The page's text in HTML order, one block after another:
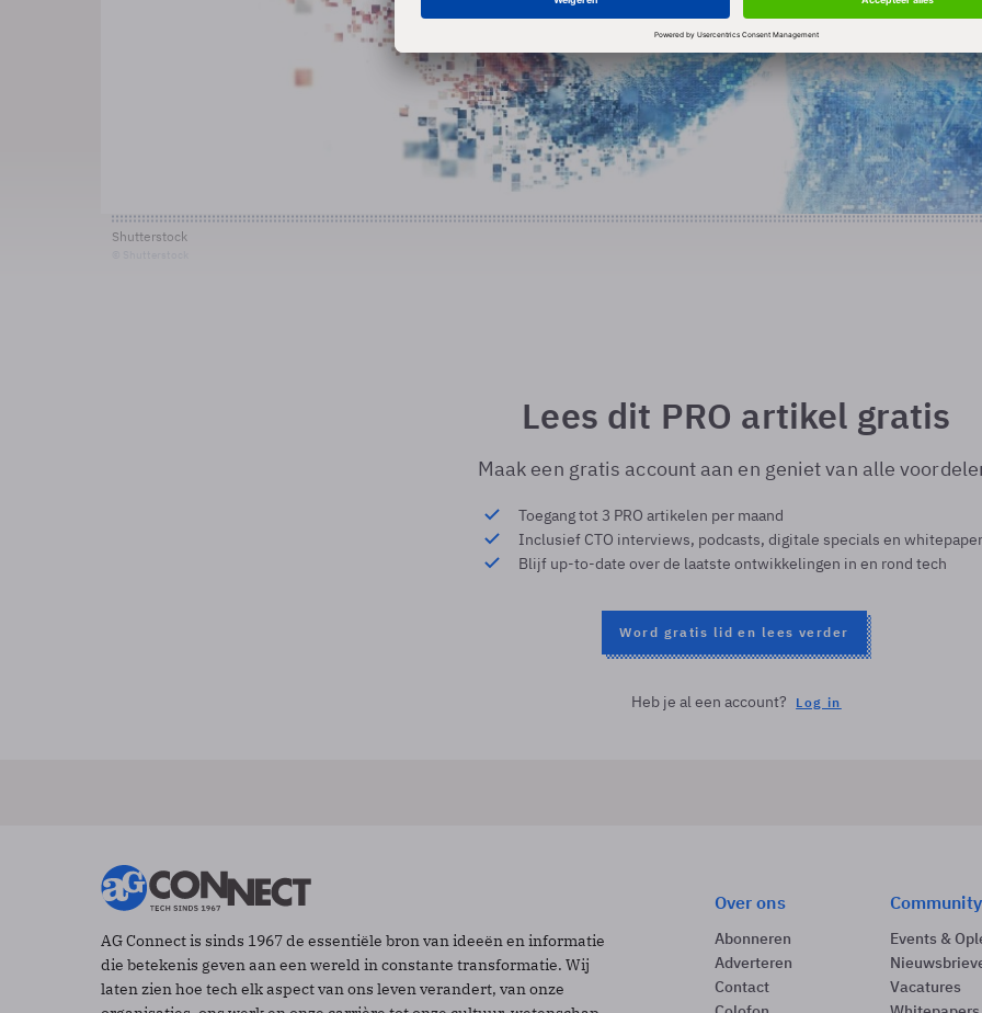
Shutterstock
Lees dit PRO artikel gratis
Maak een gratis account aan en geniet van alle
Toegang tot 3 PRO artikelen per maand
Inclusief CTO interviews, podcasts, digitale specials en
Blijf up-to-date over de laatste ontwikkelingen in en rond tech
Word gratis lid en lees verder
Heb je al een account? Log in
AG Connect is sinds 1967 de essentiële bron van ideeën en informatie
die betekenis geven aan een wereld in constante transformatie. Wij
laten zien hoe tech elk aspect van ons leven verandert, van onze
Over ons
Abonneren
Adverteren
Contact
Community
Events &
Vacatures